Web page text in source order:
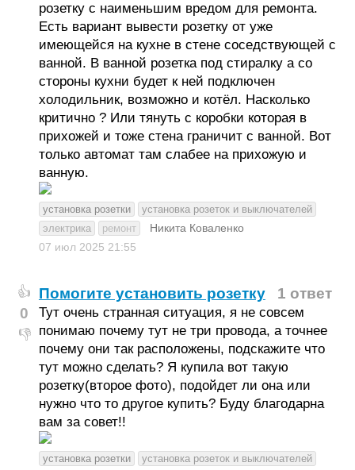
розетку с наименьшим вредом для ремонта.
Есть вариант вывести розетку от уже
имеющейся на кухне в стене соседствующей с
ванной. В ванной розетка под стиралку а со
стороны кухни будет к ней подключен
холодильник, возможно и котёл. Насколько
критично ? Или тянуть с коробки которая в
прихожей и тоже стена граничит с ванной. Вот
только автомат там слабее на прихожую и
ванную.
установка розетки
установка розеток и выключателей
электрика
ремонт
Никита Коваленко
07 июл 2025 21:55
👍
0
👎
Помогите установить розетку 1 ответ
Тут очень странная ситуация, я не совсем
понимаю почему тут не три провода, а точнее
почему они так расположены, подскажите что
тут можно сделать? Я купила вот такую
розетку(второе фото), подойдет ли она или
нужно что то другое купить? Буду благодарна
вам за совет!!
установка розетки
установка розеток и выключателей